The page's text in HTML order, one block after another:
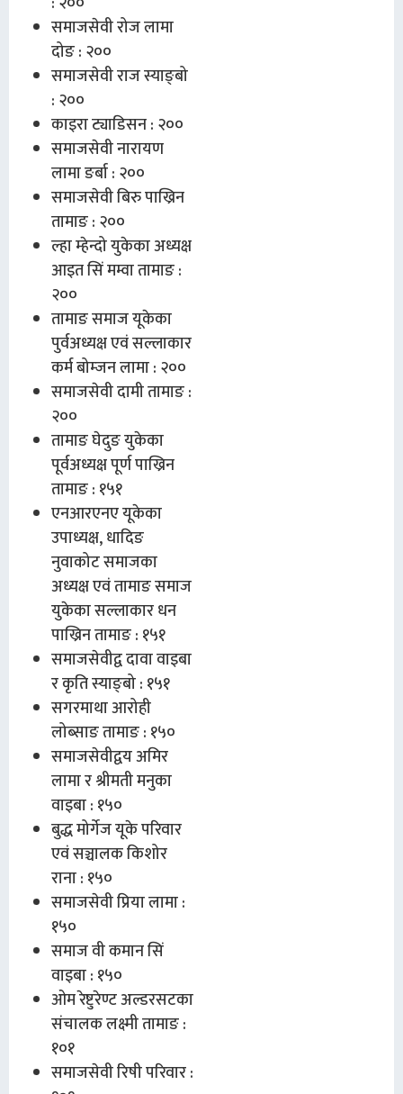
समाजसेवी रोज लामा
दोङ : २००
समाजसेवी राज स्याङ्बो
: २००
काइरा ट्याडिसन : २००
समाजसेवी नारायण
लामा ङर्बा : २००
समाजसेवी बिरु पाख्रिन
तामाङ : २००
ल्हा म्हेन्दो युकेका अध्यक्ष
आइत सिं मम्वा तामाङ :
२००
तामाङ समाज यूकेका
पुर्वअध्यक्ष एवं सल्लाकार
कर्म बोम्जन लामा : २००
समाजसेवी दामी तामाङ :
२००
तामाङ घेदुङ युकेका
पूर्वअध्यक्ष पूर्ण पाख्रिन
तामाङ : १५१
एनआरएनए यूकेका
उपाध्यक्ष, धादिङ
नुवाकोट समाजका
अध्यक्ष एवं तामाङ समाज
युकेका सल्लाकार धन
पाख्रिन तामाङ : १५१
समाजसेवीद्व दावा वाइबा
र कृति स्याङ्बो : १५१
सगरमाथा आरोही
लोब्साङ तामाङ : १५०
समाजसेवीद्वय अमिर
लामा र श्रीमती मनुका
वाइबा : १५०
बुद्ध मोर्गेज यूके परिवार
एवं सञ्चालक किशोर
राना : १५०
समाजसेवी प्रिया लामा :
१५०
समाज वी कमान सिं
वाइबा : १५०
ओम रेष्टुरेण्ट अल्डरसटका
संचालक लक्ष्मी तामाङ :
१०१
समाजसेवी रिषी परिवार :